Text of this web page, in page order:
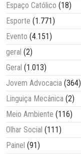
Espaço Católico (18)
Esporte (1.771)
Evento (4.151)
geral (2)
Geral (1.013)
Jovem Advocacia (364)
Linguiça Mecânica (2)
Meio Ambiente (116)
Olhar Social (111)
Painel (91)